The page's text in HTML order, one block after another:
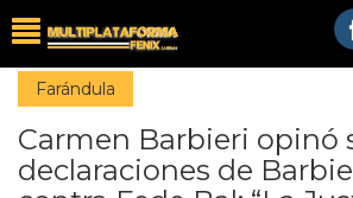
Farándula
Carmen Barbieri opinó
declaraciones de